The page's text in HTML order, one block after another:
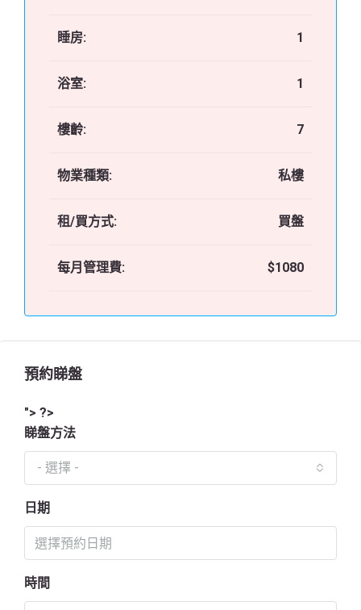
睡房: 1
浴室: 1
樓齡: 7
物業種類: 私樓
租/買方式: 買盤
每月管理費: $1080
預約睇盤
"> ?>
睇盤方法
- 選擇 -
日期
時間